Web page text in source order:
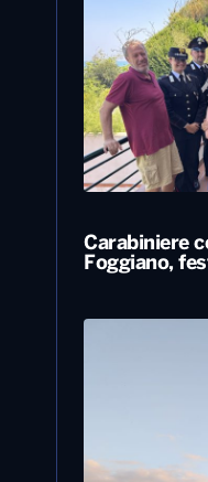
Carabiniere
Foggiano,